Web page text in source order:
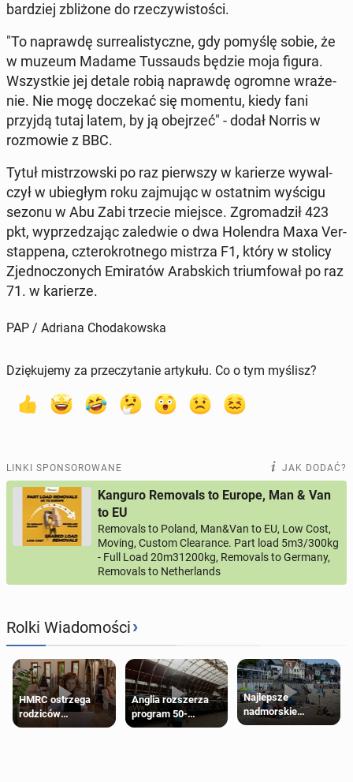
bar­dziej zbli­żo­ne do rze­czy­wi­sto­ści.
"To na­praw­dę sur­re­ali­stycz­ne, gdy pomyślę sobie, że
w muzeum Madame Tus­sauds będzie moja figura.
Wszyst­kie jej detale robią na­praw­dę ogromne wra­że­
nie. Nie mogę do­cze­kać się momentu, kiedy fani
przyjdą tutaj latem, by ją obej­rzeć" - dodał Norris w
roz­mo­wie z BBC.
Tytuł mi­strzow­ski po raz pierw­szy w ka­rie­rze wy­wal­
czył w ubie­głym roku zaj­mu­jąc w ostat­nim wyścigu
sezonu w Abu Zabi trzecie miejsce. Zgro­ma­dził 423
pkt, wy­prze­dza­jąc za­le­d­wie o dwa Ho­len­dra Maxa Ver­
stap­pe­na, czte­ro­krot­ne­go mistrza F1, który w stolicy
Zjed­no­czo­nych Emi­ra­tów Arab­skich trium­fo­wał po raz
71. w ka­rie­rze.
PAP / Adriana Chodakowska
Dziękujemy za przeczytanie artykułu. Co o tym myślisz?
LINKI SPONSOROWANE JAK DODAĆ?
Kanguro Removals to Europe, Man & Van
to EU
Removals to Poland, Man&Van to EU, Low Cost,
Moving, Custom Clearance. Part load 5m3/300kg
- Full Load 20m31200kg, Removals to Germany,
Removals to Netherlands
Rolki Wiadomości›
HMRC ostrzega
rodziców
pobierających Child
Anglia rozszerza
program 50-
procentowych
Najlepsze
nadmorskie
miasteczko blisko